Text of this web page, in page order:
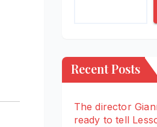
Recent Posts
The director
ready to tell